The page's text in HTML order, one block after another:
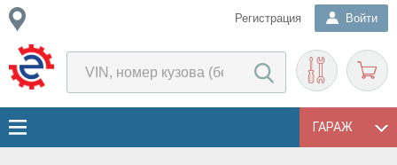
Регистрация Войти
ГАРАЖ